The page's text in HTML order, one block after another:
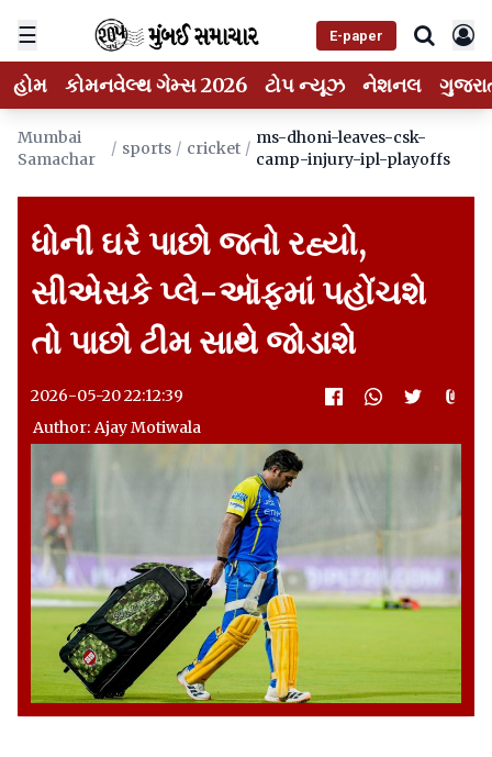
☰ E-paper
હોમ કોમનવેલ્થ ગેમ્સ 2026 ટોપ ન્યૂઝ નેશનલ
Mumbai
Samachar
/ sports / cricket /
ms-dhoni-leaves-csk-
camp-injury-ipl-playoffs
ધોની ઘરે પાછો જતો રહ્યો,
સીએસકે પ્લે-ઑફમાં પહોંચશે
તો પાછો ટીમ સાથે જોડાશે
2026-05-20 22:12:39
Author: Ajay Motiwala